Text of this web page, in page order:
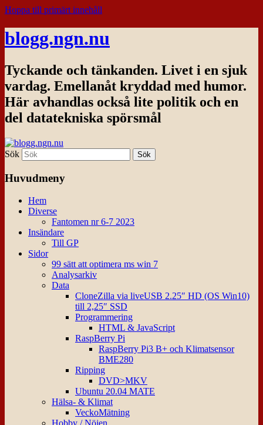
Hoppa till primärt innehåll
blogg.ngn.nu
Tyckande och tänkanden. Livet i en sjuk
vardag. Emellanåt kryddad med humor.
Här avhandlas också lite politik och en
del datatekniska spörsmål
Sök
Huvudmeny
Hem
Diverse
Fantomen nr 6-7 2023
Insändare
Till GP
Sidor
99 sätt att optimera ms win 7
Analysarkiv
Data
CloneZilla via liveUSB 2.25″ HD (OS Win10)
till 2,25″ SSD
Programmering
HTML & JavaScript
RaspBerry Pi
RaspBerry Pi3 B+ och Klimatsensor
BME280
Ripping
DVD>MKV
Ubuntu 20.04 MATE
Hälsa- & Klimat
VeckoMätning